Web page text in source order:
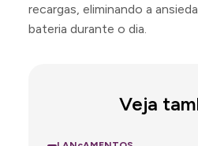
recargas, eliminando a
bateria durante o dia.
Veja